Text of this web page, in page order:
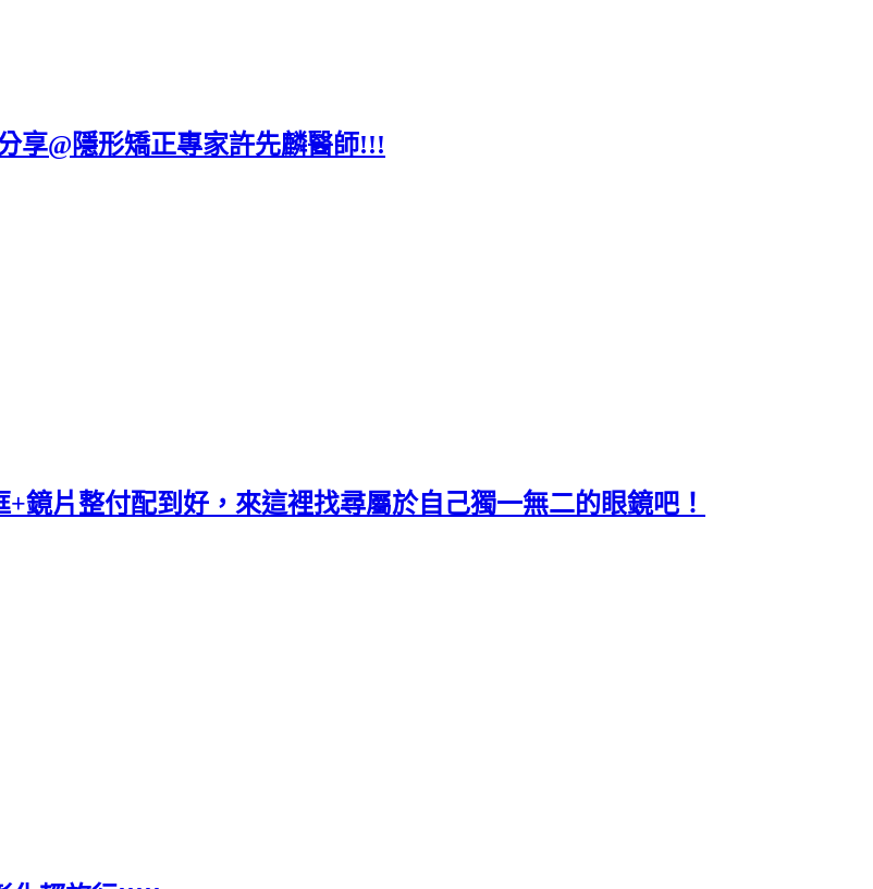
享@隱形矯正專家許先麟醫師!!!
鏡片整付配到好，來這裡找尋屬於自己獨一無二的眼鏡吧！